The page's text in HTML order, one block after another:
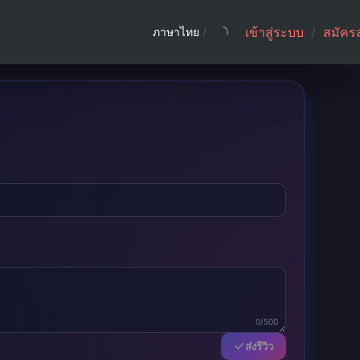
ภาษาไทย / เข้าสู่ระบบ / สมัคร
0/500
ส่งรีวิว